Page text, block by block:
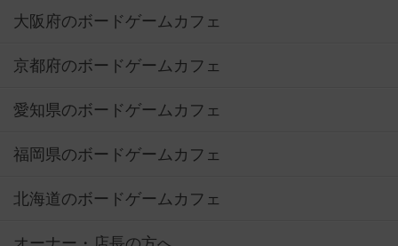
大阪府のボードゲームカフェ
京都府のボードゲームカフェ
愛知県のボードゲームカフェ
福岡県のボードゲームカフェ
北海道のボードゲームカフェ